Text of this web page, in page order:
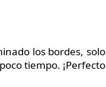
los bordes, solo
tiempo. ¡Perfecto